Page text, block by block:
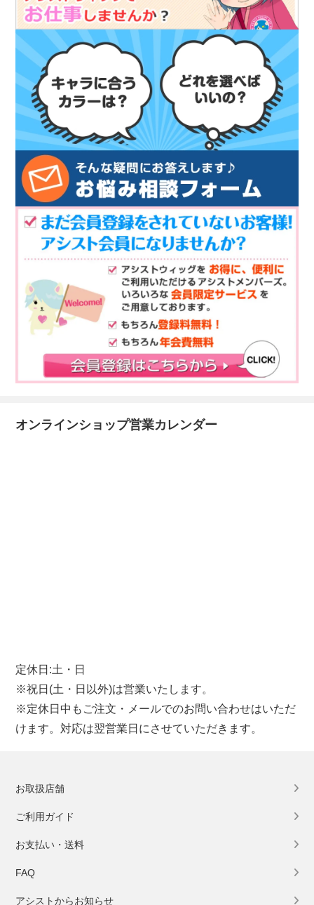
オンラインショップ営業カレンダー
定休日:土・日
※祝日(土・日以外)は営業いたします。
※定休日中もご注文・メールでのお問い合わせはいただ
けます。対応は翌営業日にさせていただきます。
お取扱店舗
ご利用ガイド
お支払い・送料
FAQ
アシストからお知らせ